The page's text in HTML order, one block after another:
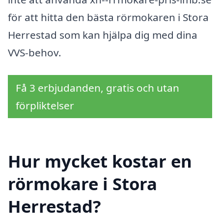
för att hitta den bästa rörmokaren i Stora
Herrestad som kan hjälpa dig med dina
VVS-behov.
Få 3 erbjudanden, gratis och utan
förpliktelser
Hur mycket kostar en
rörmokare i Stora
Herrestad?